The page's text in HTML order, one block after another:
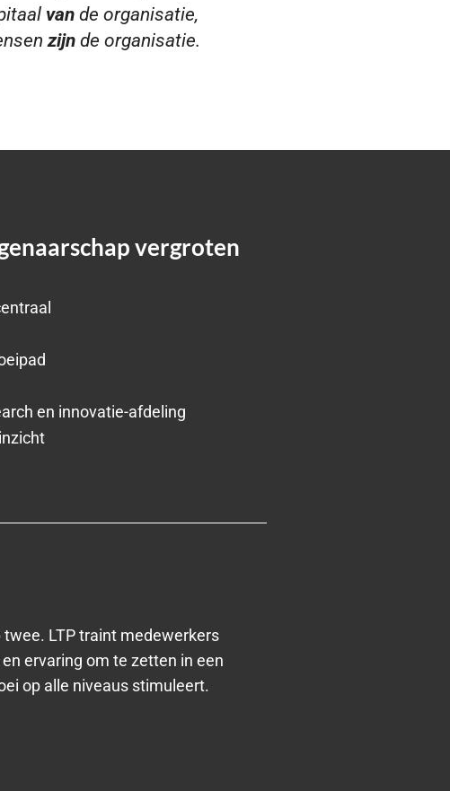
van de organisatie,
zijn de organisatie.
vergroten
en innovatie-afdeling
LTP traint medewerkers
ervaring om te zetten in een
op alle niveaus stimuleert.